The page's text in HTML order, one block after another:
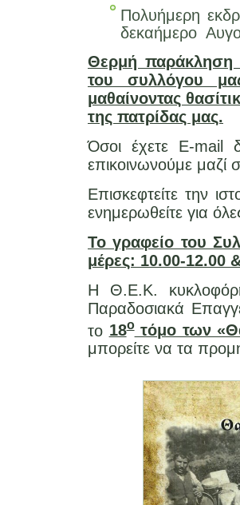
Πολυήμερη
δεκαήμερο
Θερμή παράκληση
του συλλόγου
μαθαίνοντας
της πατρίδας μας.
Όσοι έχετε E-mail
επικοινωνούμε μαζί
Επισκεφτείτε την
ενημερωθείτε για
Το γραφείο του
μέρες: 10.00-12.00
Η Θ.Ε.Κ.
Παραδοσιακά
το 18οτόμο των
μπορείτε να τα